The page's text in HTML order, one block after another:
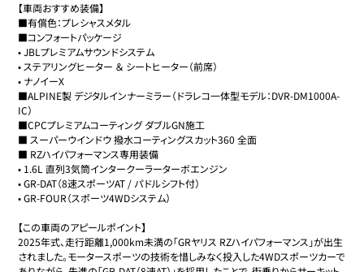
【車両おすすめ装備】
■有償色：プレシャスメタル
■コンフォートパッケージ
• JBLプレミアムサウンドシステム
• ステアリングヒーター ＆ シートヒーター（前席）
• ナノイーX
■ALPINE製 デジタルインナーミラー（ドラレコ一体型モデル：DVR-DM1000A-
IC）
■CPCプレミアムコーティング ダブルGN施工
■ スーパーウインドウ 撥水コーティングスカット360 全面
■ RZハイパフォーマンス専用装備
• 1.6L 直列3気筒インタークーラーターボエンジン
• GR-DAT（8速スポーツAT / パドルシフト付）
• GR-FOUR（スポーツ4WDシステム）
【この車両のアピールポイント】
2025年式、走行距離1,000km未満の「GRヤリス RZハイパフォーマンス」が出生
されました。モータースポーツの技術を惜しみなく投入した4WDスポーツカーで